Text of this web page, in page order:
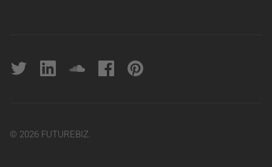
Twitter linkedin soundcloudFacebookpinterest
© 2026 FUTUREBIZ.